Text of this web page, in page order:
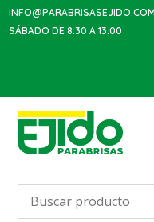
SÁBADO DE 8:30 A 13:00